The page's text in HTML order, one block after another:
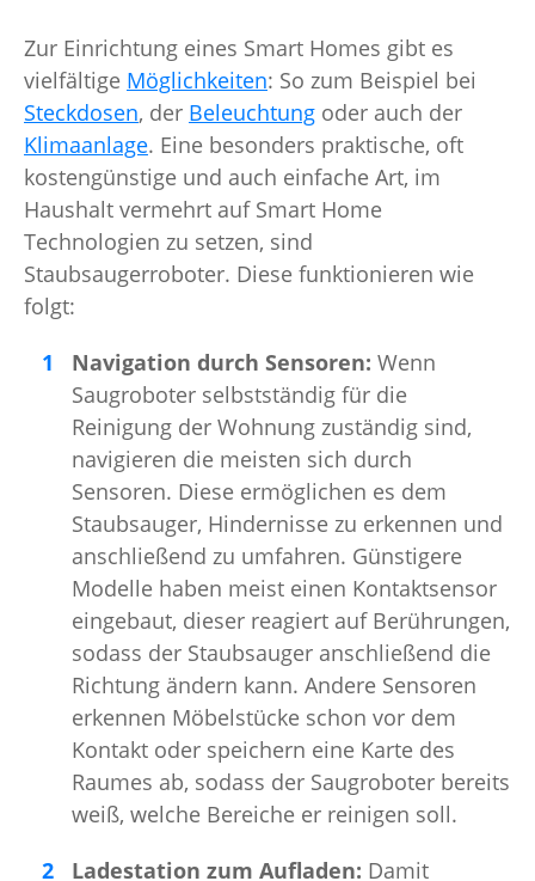
Zur Einrichtung eines Smart Homes gibt es
vielfältige Möglichkeiten: So zum Beispiel bei
Steckdosen, der Beleuchtung oder auch der
Klimaanlage. Eine besonders praktische, oft
kostengünstige und auch einfache Art, im
Haushalt vermehrt auf Smart Home
Technologien zu setzen, sind
Staubsaugerroboter. Diese funktionieren wie
folgt:
Navigation durch Sensoren: Wenn
Saugroboter selbstständig für die
Reinigung der Wohnung zuständig sind,
navigieren die meisten sich durch
Sensoren. Diese ermöglichen es dem
Staubsauger, Hindernisse zu erkennen und
anschließend zu umfahren. Günstigere
Modelle haben meist einen Kontaktsensor
eingebaut, dieser reagiert auf Berührungen,
sodass der Staubsauger anschließend die
Richtung ändern kann. Andere Sensoren
erkennen Möbelstücke schon vor dem
Kontakt oder speichern eine Karte des
Raumes ab, sodass der Saugroboter bereits
weiß, welche Bereiche er reinigen soll.
Ladestation zum Aufladen: Damit